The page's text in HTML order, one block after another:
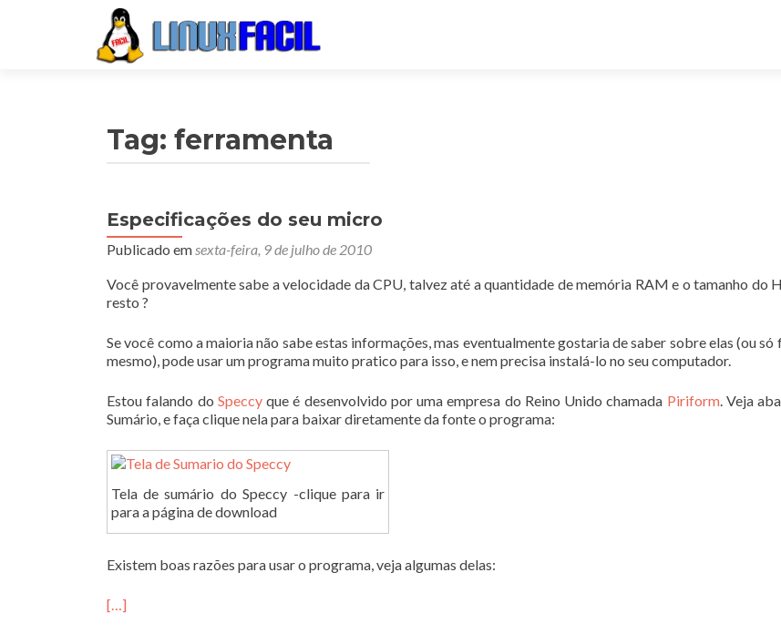
Tag: ferramenta
Especificações do seu micro
Publicado emsexta-feira, 9 de julho de 2010
Você provavelmente sabe a velocidade da CPU, talvez até a quantidade de memória RAM e o tamanho do
resto ?
Se você como a maioria não sabe estas informações, mas eventualmente gostaria de saber sobre elas (ou
mesmo), pode usar um programa muito pratico para isso, e nem precisa instalá-lo no seu computador.
Estou falando do Speccyque é desenvolvido por uma empresa do Reino Unido chamada Piriform. Veja
Sumário, e faça clique nela para baixar diretamente da fonte o programa:
Tela de sumário do Speccy -clique para ir
para a página de download
Existem boas razões para usar o programa, veja algumas delas:
[…]